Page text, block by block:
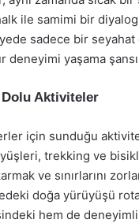
ile samimi bir diyalog
sadece bir seyahat
deneyimi yaşama
Dolu Aktiviteler
için sunduğu
trekking ve
ve sınırlarını
doğa yürüyüşü
hem de